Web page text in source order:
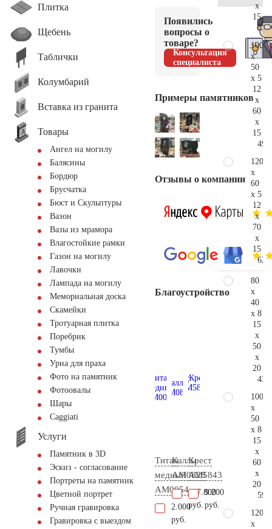
Плитка
Щебень
Таблички
Колумбарий
Вставка из гранита
Товары
Ангел на могилу
Балясины
Бордюр
Брусчатка
Бюст и Скульптуры
Вазон
Вазы из мрамора
Влагостойкие рамки
Газон на могилу
Лавочки
Лампада на могилу
Мемориальная доска
Скамейки
Тротуарная плитка
Поребрик
Тумбы
Урна для праха
Фото на памятник
Фотоовалы
Шары
Сaggiati
Услуги
Памятник в 3D
Эскиз - согласование
Портреты на памятник
Цветной портрет
Ручная гравировка
Гравировка с выездом
Появились
вопросы о
товаре?
Консультация
специалиста
Примеры памятников
Отзывы о компании
Благоустройство
Титан
медный
AM0054
2.000
руб.
Каллы
AM0828
127.800
руб.
Крест
AM5843
9.200
руб.
x
15
100
x
50
x 5
12
x
60
x
15
120
x
60
x 5
12
x
70
x
15
80
x
40
x 8
15
x
50
x
20
100
x
50
x 8
15
x
60
x
20
120
x